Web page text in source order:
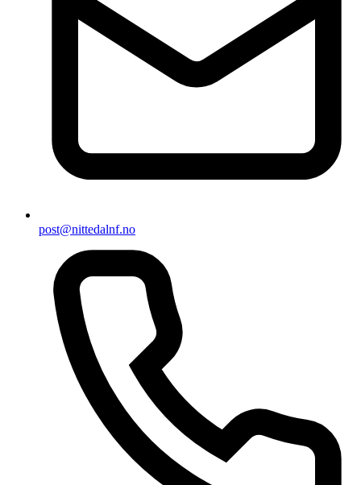
post@nittedalnf.no